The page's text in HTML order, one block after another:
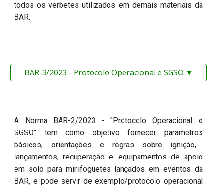
todos os verbetes utilizados em demais materiais da
BAR.
BAR-3/2023 - Protocolo Operacional e SGSO ▼
A Norma BAR-2/2023 - "Protocolo Operacional e
SGSO" tem como objetivo
fornecer parâmetros
básicos, orientações e regras sobre ignição,
lançamentos, recuperação e equipamentos de apoio
em solo para minifoguetes lançados em eventos da
BAR, e pode servir de exemplo/protocolo operacional